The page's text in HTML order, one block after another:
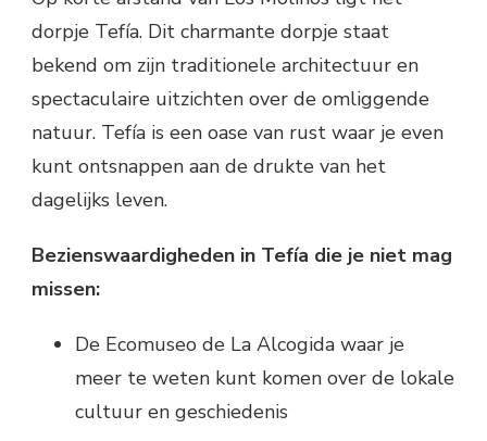
dorpje Tefía. Dit charmante dorpje staat
bekend om zijn traditionele architectuur en
spectaculaire uitzichten over de omliggende
natuur. Tefía is een oase van rust waar je even
kunt ontsnappen aan de drukte van het
dagelijks leven.
Bezienswaardigheden in Tefía die je niet mag
missen:
De Ecomuseo de La Alcogida waar je
meer te weten kunt komen over de lokale
cultuur en geschiedenis